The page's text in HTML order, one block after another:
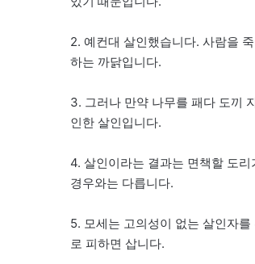
2. 예컨대 살인했습니다. 사람을
하는 까닭입니다.
3. 그러나 만약 나무를 패다 도끼
인한 살인입니다.
4. 살인이라는 결과는 면책할 도
경우와는 다릅니다.
5. 모세는 고의성이 없는 살인자
로 피하면 삽니다.